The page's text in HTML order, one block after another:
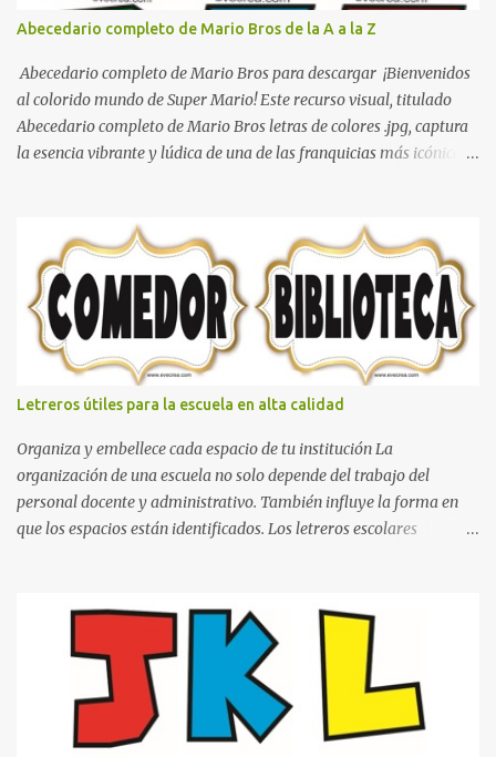
Abecedario completo de Mario Bros de la A a la Z
Abecedario completo de Mario Bros para descargar ¡Bienvenidos
al colorido mundo de Super Mario! Este recurso visual, titulado
Abecedario completo de Mario Bros letras de colores .jpg, captura
la esencia vibrante y lúdica de una de las franquicias más icónicas
tipografía clásica y robusta que los fans han reconocido por
décadas. En esta primera sección, el abecedario nos presenta:
Identidad Visual: Un diseño de bloques con bordes negros gruesos
que resaltan sobre cualquier fondo. Paleta de Colores: Una
secuencia dinámica que alterna entre el rojo de Mario, el verde de
Luigi, y los tonos azul y amarillo clásicos de los elementos del
juego. Contenido Actual: La imagen muestra la organización desde
la letra A hasta la M, estableciendo el estilo geométrico y divertido
que define a toda la colección. Primera parte del juego de letras
in...
Letreros útiles para la escuela en alta calidad
Organiza y embellece cada espacio de tu institución La
organización de una escuela no solo depende del trabajo del
personal docente y administrativo. También influye la forma en
que los espacios están identificados. Los letreros escolares
decorativo que hace que la institución luzca más ordenada,
moderna y acogedora. Pensando en esta necesidad, he diseñado
una colección de letreros útiles para la escuela con un estilo
elegante, fácil de leer y listo para imprimir en alta calidad. Su
diseño busca combinar funcionalidad y estética, logrando que
cualquier institución educativa proyecte una imagen más